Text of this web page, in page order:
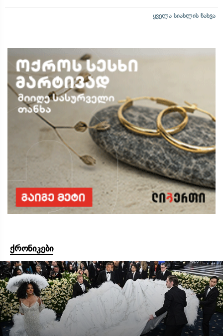
ყველა სიახლის ნახვა
ქრონიკები